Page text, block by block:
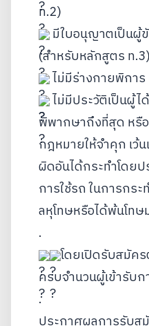
ท.2)
มีใบอนุญาตเป็นผู้
(สำหรับหลักสูตร ท.3)
ไม่มีร่างกายพิการ
ไม่มีประวัติเป็นผู้ไ
พิพากษาถึงที่สุด หรื
กฎหมายให้จำคุก เว้
ผิดอันได้กระทำโดย
การใช้รถ ในการกร
ลหุโทษหรือได้พ้นโทษ
.
โดยเปิดรับสมัค
ครบจำนวนผู้เข้ารับ
.
ประกาศผลการรับส